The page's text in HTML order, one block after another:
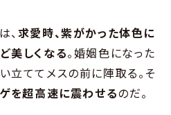
、求愛時、紫がかった体色に
美しくなる。婚姻色になった
立ててメスの前に陣取る。そ
を超高速に震わせるのだ。